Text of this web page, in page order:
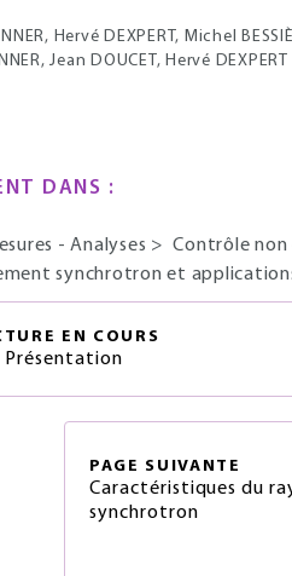
Hervé DEXPERT, Michel
Jean DOUCET, Hervé DEXPERT
DANS :
- Analyses >Contrôle
synchrotron et
EN COURS
Présentation
PAGE SUIVANTE
Caractéristiques du
synchrotron